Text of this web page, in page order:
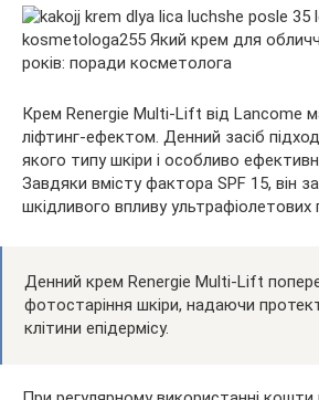
Крем Renergie Multi-Lift від Lancome
ліфтинг-ефектом. Денний засіб
якого типу шкіри і особливо
Завдяки вмісту фактора SPF 15, він
шкідливого впливу ультрафіолетових
Денний крем Renergie Multi-Lift
фотостаріння шкіри, надаючи
клітини епідермісу.